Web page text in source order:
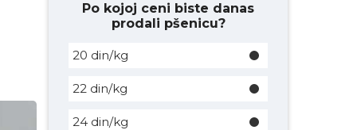
Po kojoj ceni biste danas
prodali pšenicu?
20 din/kg
22 din/kg
24 din/kg